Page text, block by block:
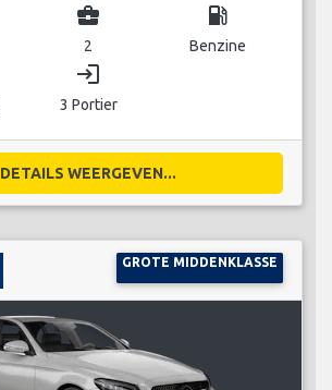
business_center
2
local_gas_station
Benzine
login
3 Portier
DETAILS WEERGEVEN...
GROTE MIDDENKLASSE